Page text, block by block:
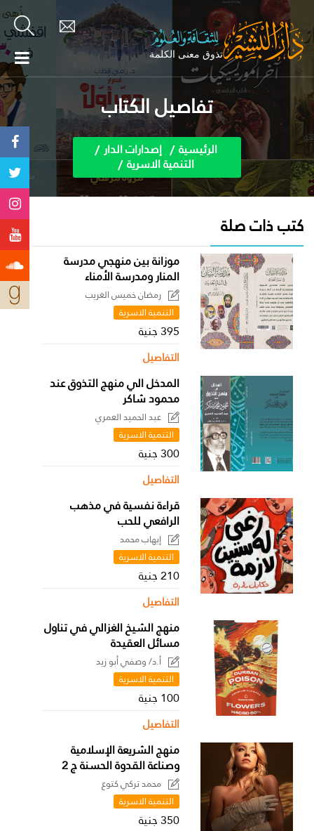
تفاصيل الكتاب
الرئيسية إصدارات الدار
التنمية الاسرية
كتب ذات صلة
موزانة بين منهجي مدرسة
المنار ومدرسة الأمناء
رمضان خميس الغريب
التنمية الاسرية
395 جنية
التفاصيل
المدخل الي منهج التذوق عند
محمود شاكر
عبد الحميد العمري
التنمية الاسرية
300 جنية
التفاصيل
قراءة نفسية في مذهب
الرافعي للحب
إيهاب محمد
التنمية الاسرية
210 جنية
التفاصيل
منهج الشيخ الغزالي في تناول
مسائل العقيدة
أ.د/ وصفي أبو زيد
التنمية الاسرية
100 جنية
التفاصيل
منهج الشريعة الإسلامية
وصناعة القدوة الحسنة ج 2
محمد تركي كتوع
التنمية الاسرية
350 جنية